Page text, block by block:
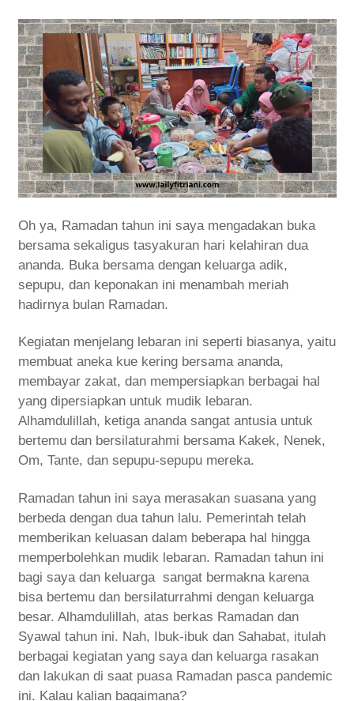
Oh ya, Ramadan tahun ini saya mengadakan buka
bersama sekaligus tasyakuran hari kelahiran dua
ananda. Buka bersama dengan keluarga adik,
sepupu, dan keponakan ini menambah meriah
hadirnya bulan Ramadan.
Kegiatan menjelang lebaran ini seperti biasanya, yaitu
membuat aneka kue kering bersama ananda,
membayar zakat, dan mempersiapkan berbagai hal
yang dipersiapkan untuk mudik lebaran.
Alhamdulillah, ketiga ananda sangat antusia untuk
bertemu dan bersilaturahmi bersama Kakek, Nenek,
Om, Tante, dan sepupu-sepupu mereka.
Ramadan tahun ini saya merasakan suasana yang
berbeda dengan dua tahun lalu. Pemerintah telah
memberikan keluasan dalam beberapa hal hingga
memperbolehkan mudik lebaran. Ramadan tahun ini
bagi saya dan keluarga sangat bermakna karena
bisa bertemu dan bersilaturrahmi dengan keluarga
besar. Alhamdulillah, atas berkas Ramadan dan
Syawal tahun ini. Nah, Ibuk-ibuk dan Sahabat, itulah
berbagai kegiatan yang saya dan keluarga rasakan
dan lakukan di saat puasa Ramadan pasca pandemic
ini. Kalau kalian bagaimana?